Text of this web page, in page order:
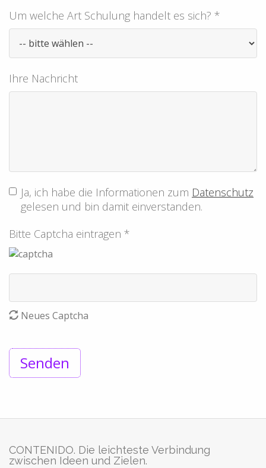
Um welche Art Schulung handelt es sich? *
Ihre Nachricht
Ja, ich habe die Informationen zum Datenschutz
gelesen und bin damit einverstanden.
Bitte Captcha eintragen *
Neues Captcha
CONTENIDO. Die leichteste Verbindung
zwischen Ideen und Zielen.